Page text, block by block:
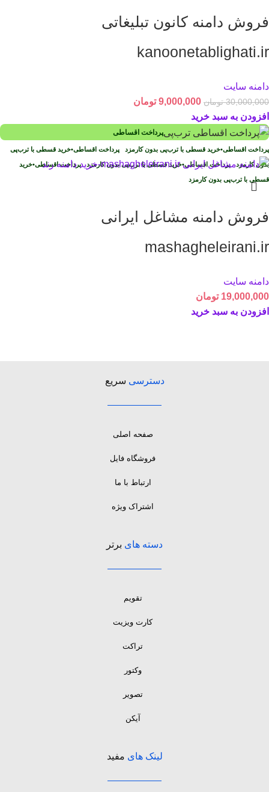
فروش دامنه کانون تبلیغاتی
kanoonetablighati.ir
دامنه سایت
30,000,000 تومان 9,000,000 تومان
افزودن به سبد خرید
پرداخت اقساطی
پرداخت اقساطی•خرید قسطی با ترب‌پی بدون کارمزد پرداخت اقساطی•خرید قسطی با ترب‌پی
بدون کارمزد پرداخت اقساطی•خرید قسطی با ترب‌پی بدون کارمزدپرداخت اقساطی•خرید
قسطی با ترب‌پی بدون کارمزد
فروش دامنه مشاغل ایرانی
mashagheleirani.ir
دامنه سایت
19,000,000 تومان
افزودن به سبد خرید
دسترسی سریع
صفحه اصلی
فروشگاه فایل
ارتباط با ما
اشتراک ویژه
دسته های برتر
تقویم
کارت ویزیت
تراکت
وکتور
تصویر
آیکن
لینک های مفید